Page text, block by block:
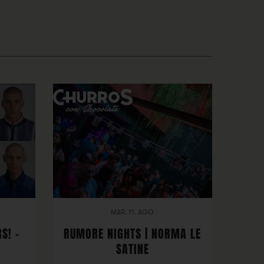
-
MAR. 11. AGO
RUMORE NIGHTS | NORMA LE
SATINE